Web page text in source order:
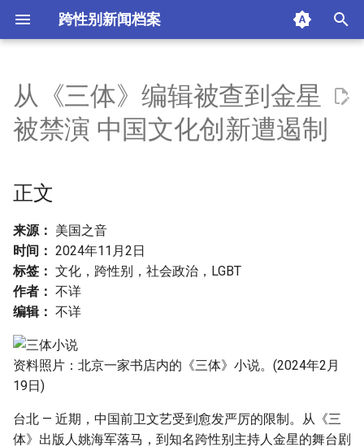
跨性别新闻档案
a
l
i
z
i
n
g
e
正文
金星演出被拒
前卫艺术触碰禁忌
文化产品与经济利益的交织
排斥LGBT
维稳优先，遏制创新
摘要与附加信息
附加信息 [Processed Page
从《三体》编辑被查到金星
被禁演 中国文化创新遭遏制
正文
来源： 美国之音
时间： 2024年11月2日
标签： 文化，跨性别，社会政治，LGBT
作者： 不详
编辑： 不详
资料照片：北京一家书店内的《三体》小说。(2024年2月
19日)
台北 — 近期，中国前卫文艺受到愈发严厉的限制。从《三
体》出版人姚海军落马，到知名跨性别主持人金星的舞台剧